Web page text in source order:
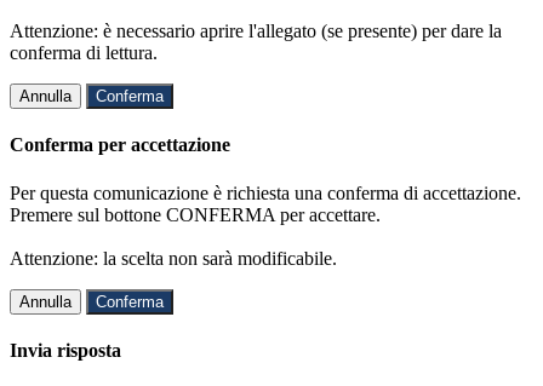
Attenzione: è necessario aprire l'allegato (se presente) per dare la
conferma di lettura.
Annulla Conferma
Conferma per accettazione
Per questa comunicazione è richiesta una conferma di accettazione.
Premere sul bottone CONFERMA per accettare.
Attenzione: la scelta non sarà modificabile.
Annulla Conferma
Invia risposta